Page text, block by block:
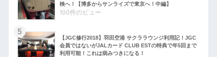
検へ！【博多からサンライズで東京へ！中編】
100件のビュー
【JGC修行2018】羽田空港 サクララウンジ利用記！JGC
会員ではないがJALカード CLUB ESTの特典で年5回まで
利用可能！これは病みつきになる！